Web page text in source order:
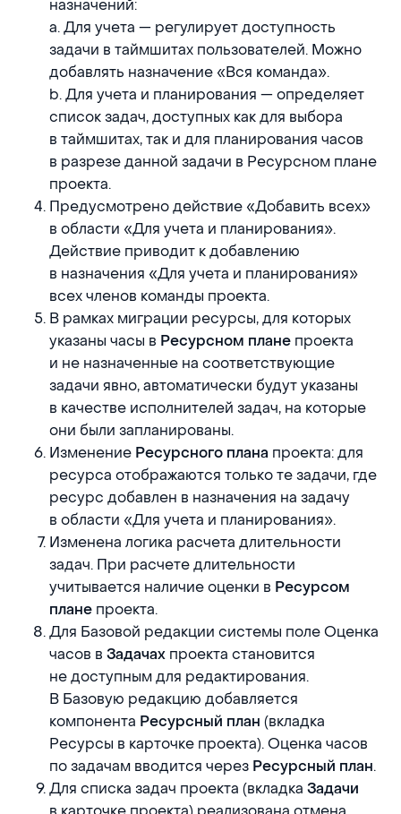
назначений:
a. Для учета — регулирует доступность
задачи в таймшитах пользователей. Можно
добавлять назначение «Вся команда».
b. Для учета и планирования — определяет
список задач, доступных как для выбора
в таймшитах, так и для планирования часов
в разрезе данной задачи в Ресурсном плане
проекта.
Предусмотрено действие «Добавить всех»
в области «Для учета и планирования».
Действие приводит к добавлению
в назначения «Для учета и планирования»
всех членов команды проекта.
В рамках миграции ресурсы, для которых
указаны часы в Ресурсном плане проекта
и не назначенные на соответствующие
задачи явно, автоматически будут указаны
в качестве исполнителей задач, на которые
они были запланированы.
Изменение Ресурсного плана проекта: для
ресурса отображаются только те задачи, где
ресурс добавлен в назначения на задачу
в области «Для учета и планирования».
Изменена логика расчета длительности
задач. При расчете длительности
учитывается наличие оценки в Ресурсом
плане проекта.
Для Базовой редакции системы поле Оценка
часов вЗадачах проекта становится
не доступным для редактирования.
В Базовую редакцию добавляется
компонента Ресурсный план (вкладка
Ресурсы в карточке проекта). Оценка часов
по задачам вводится через Ресурсный план.
Для списка задач проекта (вкладкаЗадачи